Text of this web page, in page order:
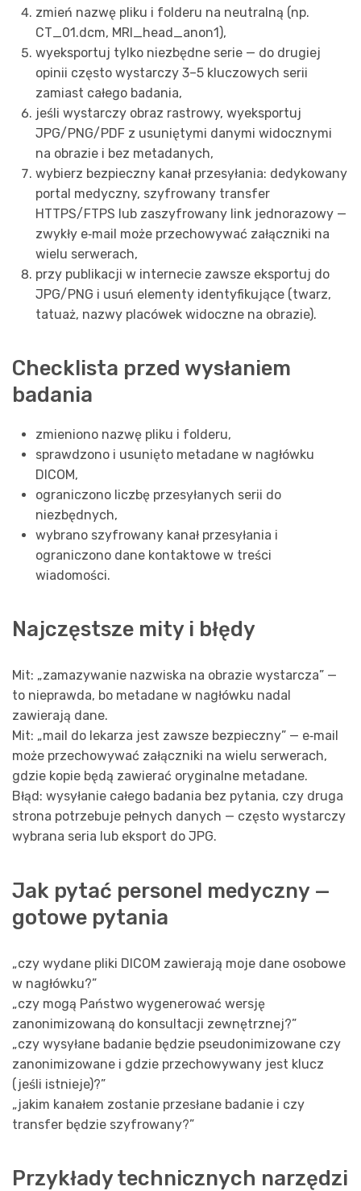
zmień nazwę pliku i folderu na neutralną (np.
CT_01.dcm, MRI_head_anon1),
wyeksportuj tylko niezbędne serie — do drugiej
opinii często wystarczy 3–5 kluczowych serii
zamiast całego badania,
jeśli wystarczy obraz rastrowy, wyeksportuj
JPG/PNG/PDF z usuniętymi danymi widocznymi
na obrazie i bez metadanych,
wybierz bezpieczny kanał przesyłania: dedykowany
portal medyczny, szyfrowany transfer
HTTPS/FTPS lub zaszyfrowany link jednorazowy —
zwykły e‑mail może przechowywać załączniki na
wielu serwerach,
przy publikacji w internecie zawsze eksportuj do
JPG/PNG i usuń elementy identyfikujące (twarz,
tatuaż, nazwy placówek widoczne na obrazie).
Checklista przed wysłaniem
badania
zmieniono nazwę pliku i folderu,
sprawdzono i usunięto metadane w nagłówku
DICOM,
ograniczono liczbę przesyłanych serii do
niezbędnych,
wybrano szyfrowany kanał przesyłania i
ograniczono dane kontaktowe w treści
wiadomości.
Najczęstsze mity i błędy
Mit: „zamazywanie nazwiska na obrazie wystarcza” —
to nieprawda, bo metadane w nagłówku nadal
zawierają dane.
Mit: „mail do lekarza jest zawsze bezpieczny” — e‑mail
może przechowywać załączniki na wielu serwerach,
gdzie kopie będą zawierać oryginalne metadane.
Błąd: wysyłanie całego badania bez pytania, czy druga
strona potrzebuje pełnych danych — często wystarczy
wybrana seria lub eksport do JPG.
Jak pytać personel medyczny —
gotowe pytania
„czy wydane pliki DICOM zawierają moje dane osobowe
w nagłówku?”
„czy mogą Państwo wygenerować wersję
zanonimizowaną do konsultacji zewnętrznej?”
„czy wysyłane badanie będzie pseudonimizowane czy
zanonimizowane i gdzie przechowywany jest klucz
(jeśli istnieje)?”
„jakim kanałem zostanie przesłane badanie i czy
transfer będzie szyfrowany?”
Przykłady technicznych narzędzi